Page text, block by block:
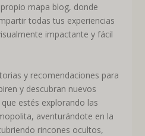
mapa blog, donde
todas tus experiencias
impactante y fácil
y recomendaciones para
y descubran nuevos
estés explorando las
aventurándote en la
rincones ocultos,